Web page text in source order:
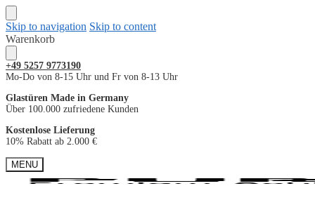
Skip to navigation Skip to content
Warenkorb
+49 5257 9773190
Mo-Do von 8-15 Uhr und Fr von 8-13 Uhr
Glastüren Made in Germany
Über 100.000 zufriedene Kunden
Kostenlose Lieferung
10% Rabatt ab 2.000 €
MENU